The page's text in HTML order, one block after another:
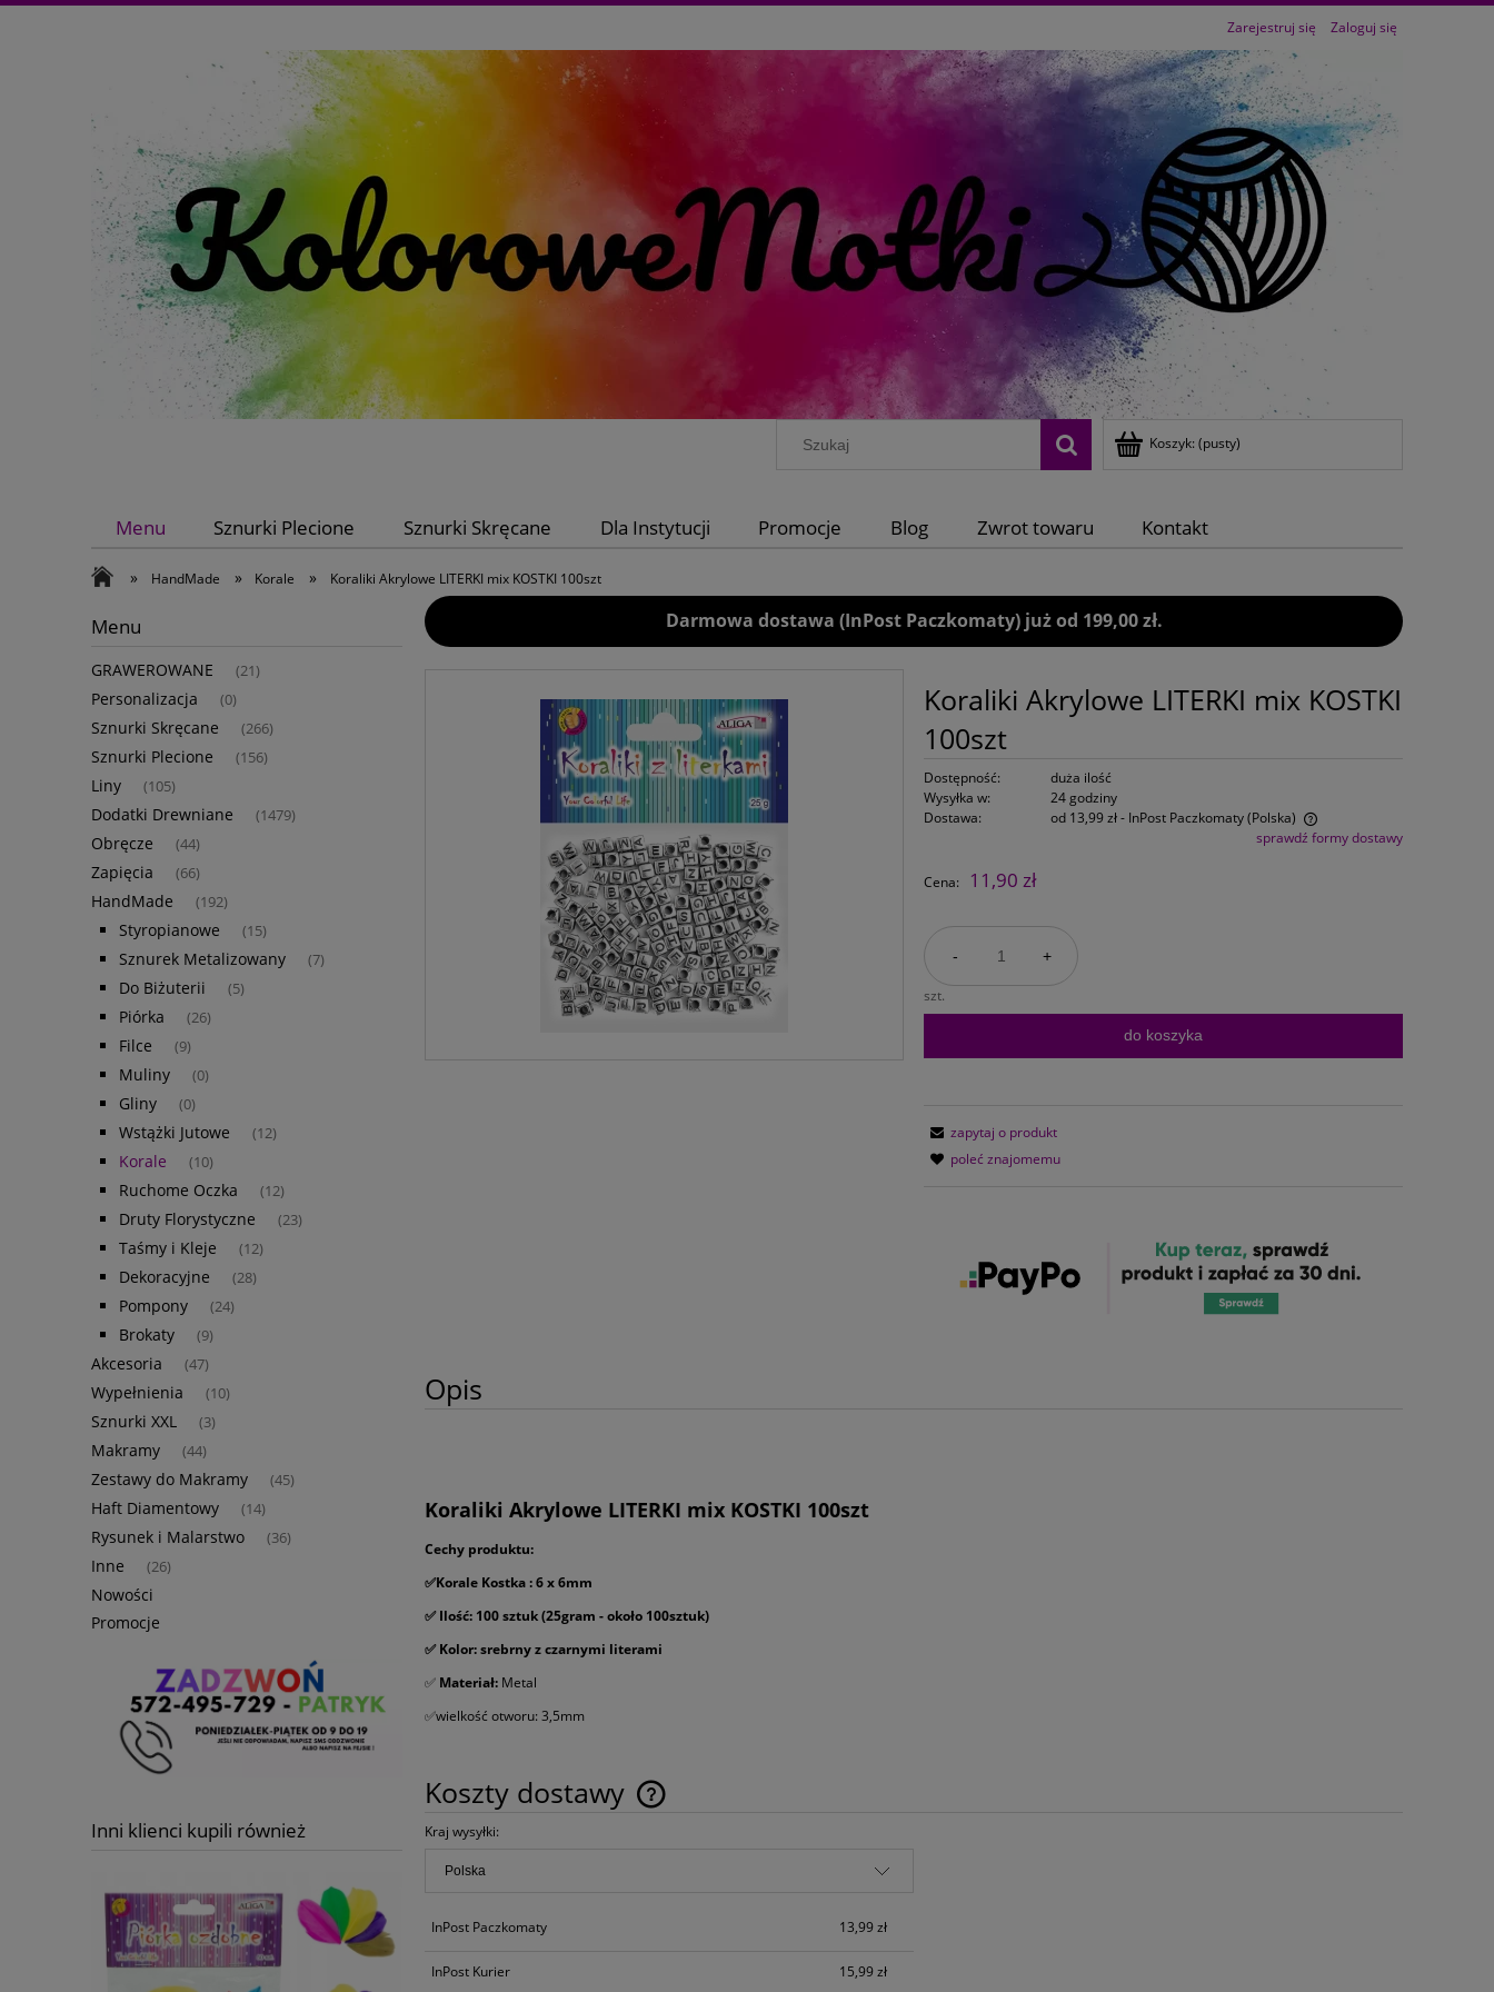
Zarejestruj się Zaloguj się
Koszyk: (pusty)
Menu Sznurki Plecione Sznurki Skręcane Dla Instytucji Promocje Blog Zwrot towaru Kontakt
» HandMade » Korale » Koraliki Akrylowe LITERKI mix KOSTKI 100szt
Menu
GRAWEROWANE (21)
Personalizacja (0)
Sznurki Skręcane (266)
Sznurki Plecione (156)
Liny (105)
Dodatki Drewniane (1479)
Obręcze (44)
Zapięcia (66)
HandMade (192)
Styropianowe (15)
Sznurek Metalizowany (7)
Do Biżuterii (5)
Piórka (26)
Filce (9)
Muliny (0)
Gliny (0)
Wstążki Jutowe (12)
Korale (10)
Ruchome Oczka (12)
Druty Florystyczne (23)
Taśmy i Kleje (12)
Dekoracyjne (28)
Pompony (24)
Brokaty (9)
Akcesoria (47)
Wypełnienia (10)
Sznurki XXL (3)
Makramy (44)
Zestawy do Makramy (45)
Haft Diamentowy (14)
Rysunek i Malarstwo (36)
Inne (26)
Nowości
Promocje
Inni klienci kupili również
Darmowa dostawa (InPost Paczkomaty) już od 199,00 zł.
Koraliki Akrylowe LITERKI mix KOSTKI
100szt
Dostępność:
duża ilość
Wysyłka w:
24 godziny
Dostawa:
od 13,99 zł- InPost Paczkomaty(Polska)
płatności
sprawdź formy dostawy
Cena: 11,90 zł
- +
szt.
do koszyka
zapytaj o produkt
poleć znajomemu
Opis
Koraliki Akrylowe LITERKI mix KOSTKI 100szt
Cechy produktu:
✅Korale Kostka : 6 x 6mm
✅ Ilość: 100 sztuk (25gram - około 100sztuk)
✅ Kolor: srebrny z czarnymi literami
✅ Materiał: Metal
✅wielkość otworu: 3,5mm
Koszty dostawy
Kraj wysyłki:
InPost Paczkomaty 13,99 zł
InPost Kurier 15,99 zł